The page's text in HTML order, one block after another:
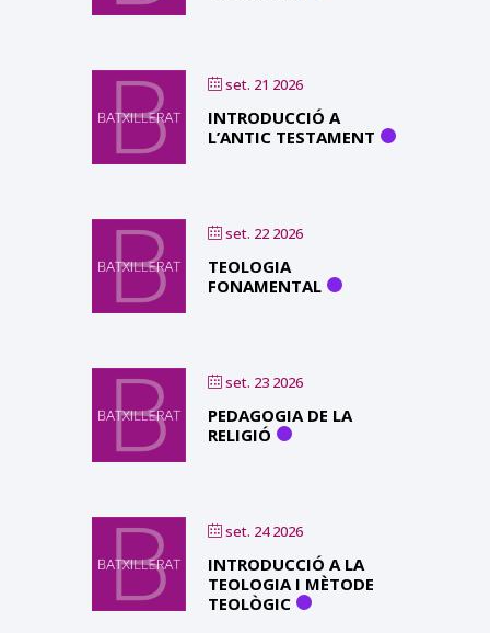
set. 21 2026
INTRODUCCIÓ A
L’ANTIC TESTAMENT
set. 22 2026
TEOLOGIA
FONAMENTAL
set. 23 2026
PEDAGOGIA DE LA
RELIGIÓ
set. 24 2026
INTRODUCCIÓ A LA
TEOLOGIA I MÈTODE
TEOLÒGIC